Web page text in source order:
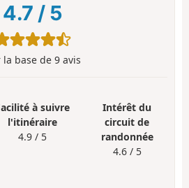
4.7 / 5
la base de 9 avis
à suivre
l'itinéraire
4.9 / 5
Intérêt du
circuit de
randonnée
4.6 / 5